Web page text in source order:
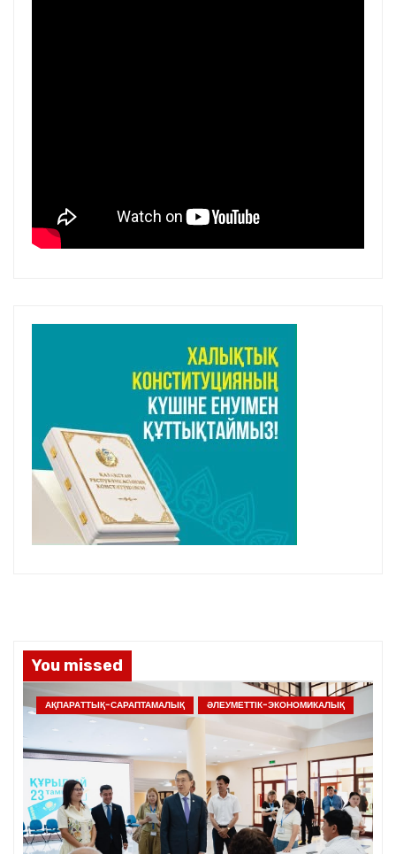
You missed
АҚПАРАТТЫҚ-САРАПТАМАЛЫҚ ӘЛЕУМЕТТІК-ЭКОНОМИКАЛЫҚ